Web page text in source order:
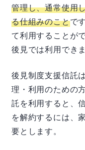
管理し、通常使用
る仕組みのことです
て利用することが
後見では利用でき
後見制度支援信託
理・利用のための
託を利用すると、
を解約するには、
要とします。